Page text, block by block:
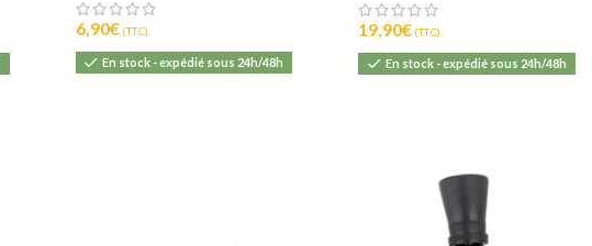
6,90€(T.T.C).
En stock - expédié sous 24h/48h
19,90€ (T.T.C).
En stock - expédié sous 24h/48h